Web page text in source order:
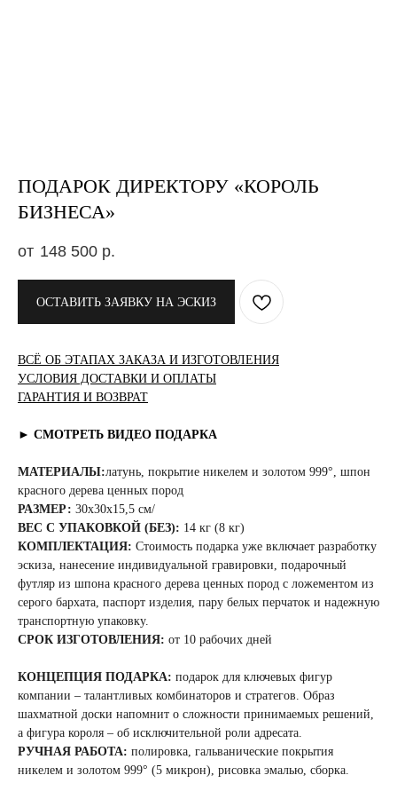
ПОДАРОК ДИРЕКТОРУ «КОРОЛЬ
БИЗНЕСА»
148 500 р.
ОСТАВИТЬ ЗАЯВКУ НА ЭСКИЗ
ВСЁ ОБ ЭТАПАХ ЗАКАЗА И ИЗГОТОВЛЕНИЯ
УСЛОВИЯ ДОСТАВКИ И ОПЛАТЫ
ГАРАНТИЯ И ВОЗВРАТ
► СМОТРЕТЬ ВИДЕО ПОДАРКА
МАТЕРИАЛЫ:латунь, покрытие никелем и золотом 999°, шпон
красного дерева ценных пород
РАЗМЕР: 30x30x15,5 см/
ВЕС С УПАКОВКОЙ (БЕЗ): 14 кг (8 кг)
КОМПЛЕКТАЦИЯ: Стоимость подарка уже включает разработку
эскиза, нанесение индивидуальной гравировки, подарочный
футляр из шпона красного дерева ценных пород с ложементом из
серого бархата, паспорт изделия, пару белых перчаток и надежную
транспортную упаковку.
СРОК ИЗГОТОВЛЕНИЯ: от 10 рабочих дней
КОНЦЕПЦИЯ ПОДАРКА: подарок для ключевых фигур
компании – талантливых комбинаторов и стратегов. Образ
шахматной доски напомнит о сложности принимаемых решений,
а фигура короля – об исключительной роли адресата.
РУЧНАЯ РАБОТА: полировка, гальванические покрытия
никелем и золотом 999° (5 микрон), рисовка эмалью, сборка.